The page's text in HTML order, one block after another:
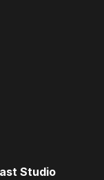
Studio